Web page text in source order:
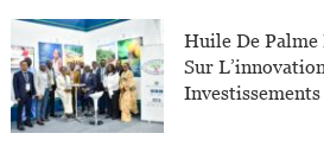
Huile De Palme
Sur
Investissements